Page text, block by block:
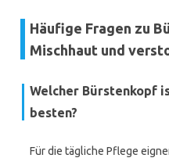
Häufige Fragen zu
Mischhaut und
Welcher Bürstenkopf
besten?
Für die tägliche Pflege